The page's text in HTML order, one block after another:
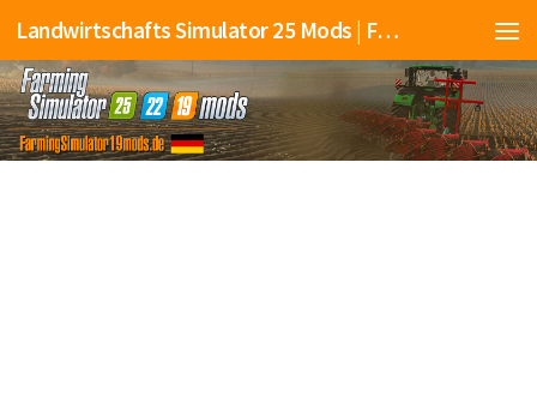
Landwirtschafts Simulator 25 Mods | Farming Simulator 25 Mods | FS25 Mods